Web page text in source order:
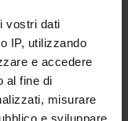
vostri dati
IP, utilizzando
e accedere
al fine di
misurare
e sviluppare
SUPERIORE